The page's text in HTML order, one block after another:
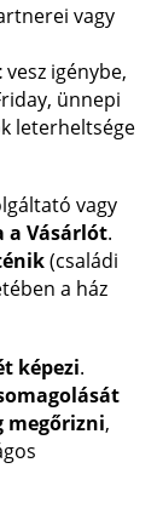
vagy
vesz igénybe,
ünnepi
leterheltsége
vagy
a Vásárlót.
(családi
a ház
képezi.
megőrizni,